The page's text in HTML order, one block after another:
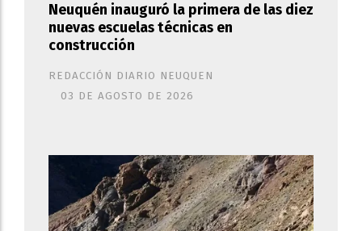
Neuquén inauguró la primera de las diez
nuevas escuelas técnicas en
construcción
REDACCIÓN DIARIO NEUQUEN
03 DE AGOSTO DE 2026